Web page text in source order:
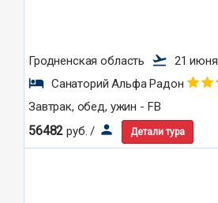
Гродненская область flight_takeoff 21 июня
hotel Санаторий Альфа Радон
Завтрак, обед, ужин - FB
56482 руб. / person Детали тура